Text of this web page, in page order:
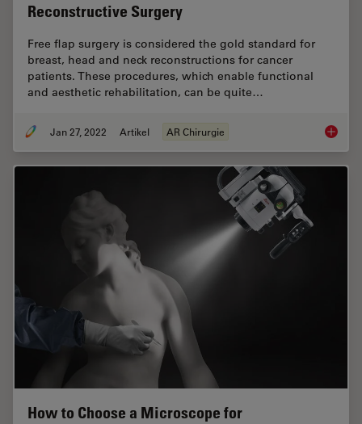
Reconstructive Surgery
Free flap surgery is considered the gold standard for
breast, head and neck reconstructions for cancer
patients. These procedures, which enable functional
and aesthetic rehabilitation, can be quite…
Jan 27, 2022 Artikel AR Chirurgie Free
How to Choose a Microscope for